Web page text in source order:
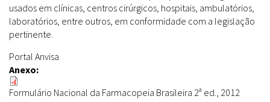
usados em clínicas, centros cirúrgicos, hospitais, ambulatórios,
laboratórios, entre outros, em conformidade com a legislação
pertinente.
Portal Anvisa
Anexo:
Formulário Nacional da Farmacopeia Brasileira 2ª ed., 2012